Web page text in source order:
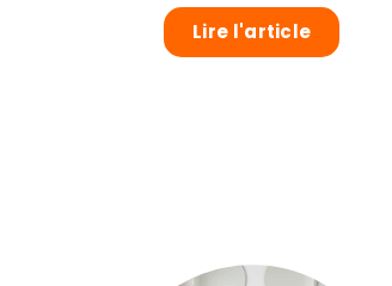
Lire l'article